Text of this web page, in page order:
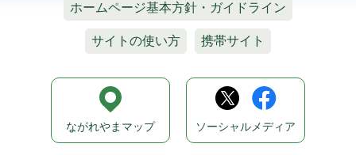
ホームページ基本方針・ガイドライン
サイトの使い方 携帯サイト
ながれやまマップ ソーシャルメディア